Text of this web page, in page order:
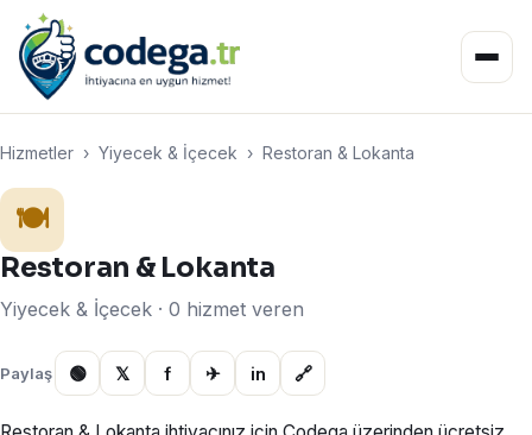
Hizmetler › Yiyecek & İçecek › Restoran & Lokanta
🍽️
Restoran & Lokanta
Yiyecek & İçecek · 0 hizmet veren
Paylaş 🟢 𝕏 f ✈ in 🔗